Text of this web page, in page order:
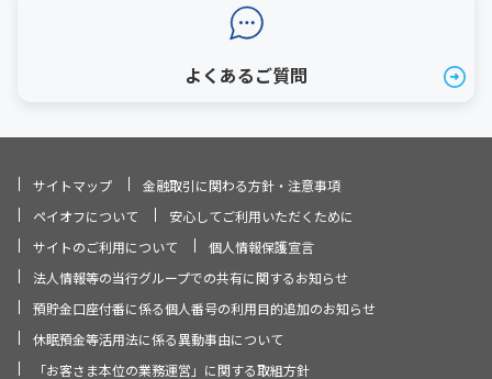
よくあるご質問
サイトマップ
金融取引に関わる方針・注意事項
ペイオフについて
安心してご利用いただくために
サイトのご利用について
個人情報保護宣言
法人情報等の当行グループでの共有に関するお知らせ
預貯金口座付番に係る個人番号の利用目的追加のお知らせ
休眠預金等活用法に係る異動事由について
「お客さま本位の業務運営」に関する取組方針